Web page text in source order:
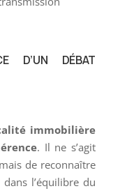
D’UN DÉBAT
immobilière
. Il ne s’agit
de reconnaître
l’équilibre du